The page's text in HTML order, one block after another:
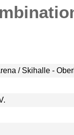
/ Skihalle -